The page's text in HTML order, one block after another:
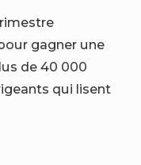
gagner une
de 40 000
qui lisent